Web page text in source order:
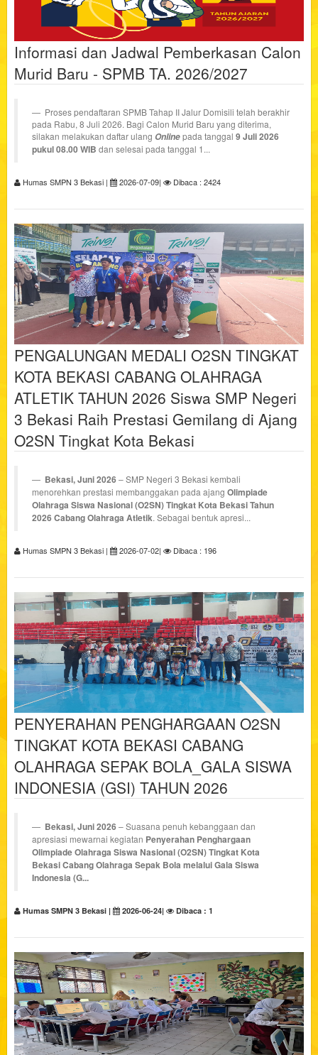
Informasi dan Jadwal Pemberkasan Calon
Murid Baru - SPMB TA. 2026/2027
Proses pendaftaran SPMB Tahap II Jalur Domisili telah berakhir
pada Rabu, 8 Juli 2026. Bagi Calon Murid Baru yang diterima,
silakan melakukan daftar ulang Onlinepada tanggal 9 Juli 2026
pukul 08.00 WIB dan selesai pada tanggal 1...
Humas SMPN 3 Bekasi | 2026-07-09| Dibaca : 2424
PENGALUNGAN MEDALI O2SN TINGKAT
KOTA BEKASI CABANG OLAHRAGA
ATLETIK TAHUN 2026 Siswa SMP Negeri
3 Bekasi Raih Prestasi Gemilang di Ajang
O2SN Tingkat Kota Bekasi
Bekasi, Juni 2026 – SMP Negeri 3 Bekasi kembali
menorehkan prestasi membanggakan pada ajang Olimpiade
Olahraga Siswa Nasional (O2SN) Tingkat Kota Bekasi Tahun
2026 Cabang Olahraga Atletik. Sebagai bentuk apresi...
Humas SMPN 3 Bekasi | 2026-07-02| Dibaca : 196
PENYERAHAN PENGHARGAAN O2SN
TINGKAT KOTA BEKASI CABANG
OLAHRAGA SEPAK BOLA_GALA SISWA
INDONESIA (GSI) TAHUN 2026
Bekasi, Juni 2026 – Suasana penuh kebanggaan dan
apresiasi mewarnai kegiatan Penyerahan Penghargaan
Olimpiade Olahraga Siswa Nasional (O2SN) Tingkat Kota
Bekasi Cabang Olahraga Sepak Bola melalui Gala Siswa
Indonesia (G...
Humas SMPN 3 Bekasi | 2026-06-24| Dibaca : 1